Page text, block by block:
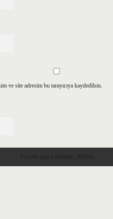
ve site adresim bu tarayıcıya kaydedilsin.